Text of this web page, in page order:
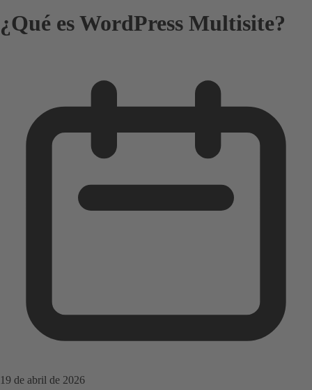
¿Qué es WordPress Multisite?
19 de abril de 2026